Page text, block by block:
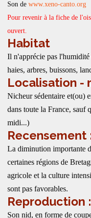
Son de www.xeno-canto.org
Pour revenir à la fiche de
ouvert.
Habitat
Il n'apprécie pas
haies, arbres, buissons,
Localisation -
Nicheur sédentaire et(ou)
dans toute la France, sauf
midi...)
Recensement
La diminution importante
certaines régions de
agricole et la culture
sont pas favorables.
Reproduction :
Son nid, en forme de